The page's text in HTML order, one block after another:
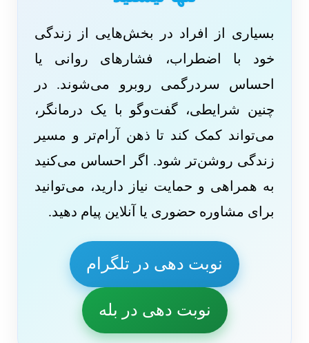
بسیاری از افراد در بخش‌هایی از زندگی
خود با اضطراب، فشارهای روانی یا
احساس سردرگمی روبرو می‌شوند. در
چنین شرایطی، گفت‌وگو با یک درمانگر،
می‌تواند کمک کند تا ذهن آرام‌تر و مسیر
زندگی روشن‌تر شود. اگر احساس می‌کنید
به همراهی و حمایت نیاز دارید، می‌توانید
برای مشاوره حضوری یا آنلاین پیام دهید.
نوبت دهی در تلگرام
نوبت دهی در بله